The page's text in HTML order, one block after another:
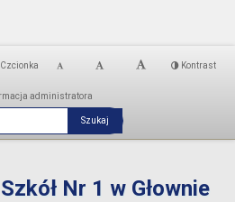
Czcionka Kontrast
administratora
Nr 1 w Głownie